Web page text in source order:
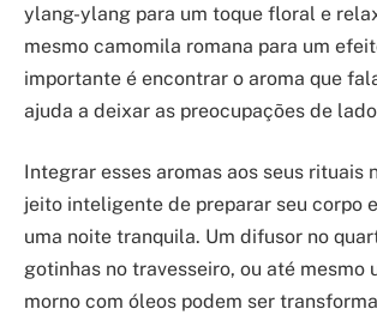
ylang-ylang para um toque floral e
mesmo camomila romana para um
importante é encontrar o aroma que
ajuda a deixar as preocupações de
Integrar esses aromas aos seus rituais
jeito inteligente de preparar seu corpo
uma noite tranquila. Um difusor no
gotinhas no travesseiro, ou até mesmo
morno com óleos podem ser